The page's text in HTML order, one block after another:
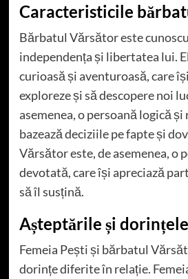
Caracteristicile
Bărbatul Vărsător este
independența și libertatea lui.
curioasă și aventuroasă, care
exploreze și să descopere noi
asemenea, o persoană logică
bazează deciziile pe fapte și
Vărsător este, de asemenea, o
devotată, care își apreciază
să îl susțină.
Așteptările și dorințele
Femeia Pești și bărbatul
dorințe diferite în relație.